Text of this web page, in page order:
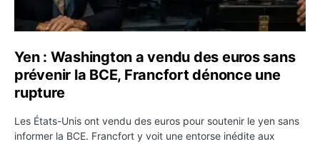
Yen : Washington a vendu des euros sans
prévenir la BCE, Francfort dénonce une
rupture
Les États-Unis ont vendu des euros pour soutenir le yen sans
informer la BCE. Francfort y voit une entorse inédite aux